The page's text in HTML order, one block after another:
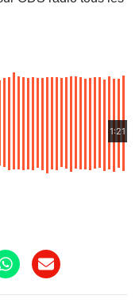
1:21